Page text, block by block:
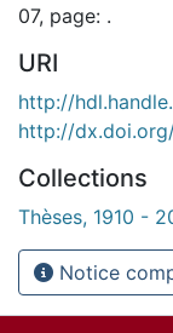
07, page: .
URI
http://
http://
Collections
Thèses, 1910 -
Notice